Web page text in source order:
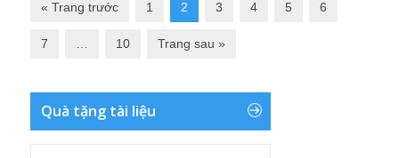
« Trang trước 1 2 3 4 5 6
7 10 Trang sau »
Quà tặng tài liệu